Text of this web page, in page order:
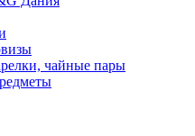
чайные пары